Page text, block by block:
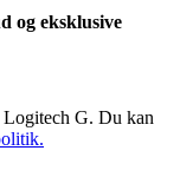
og eksklusive
Logitech G. Du kan